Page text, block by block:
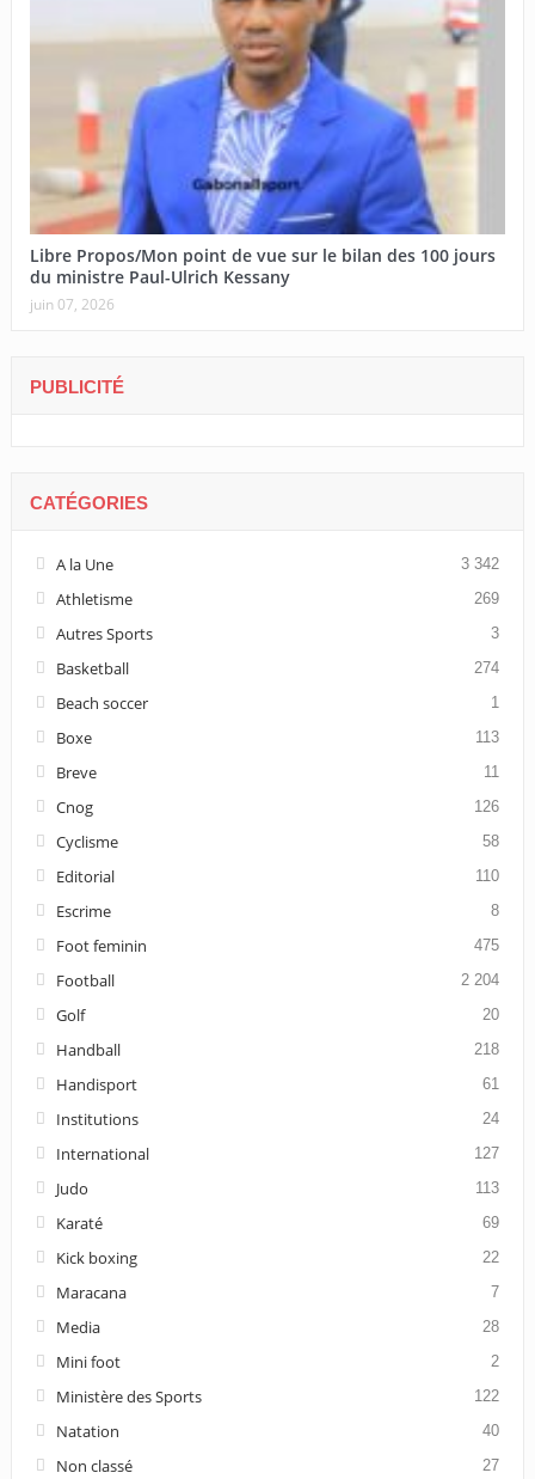
Libre Propos/Mon point de vue sur le bilan des 100 jours
du ministre Paul-Ulrich Kessany
juin 07, 2026
PUBLICITÉ
CATÉGORIES
A la Une 3 342
Athletisme 269
Autres Sports 3
Basketball 274
Beach soccer 1
Boxe 113
Breve 11
Cnog 126
Cyclisme 58
Editorial 110
Escrime 8
Foot feminin 475
Football 2 204
Golf 20
Handball 218
Handisport 61
Institutions 24
International 127
Judo 113
Karaté 69
Kick boxing 22
Maracana 7
Media 28
Mini foot 2
Ministère des Sports 122
Natation 40
Non classé 27